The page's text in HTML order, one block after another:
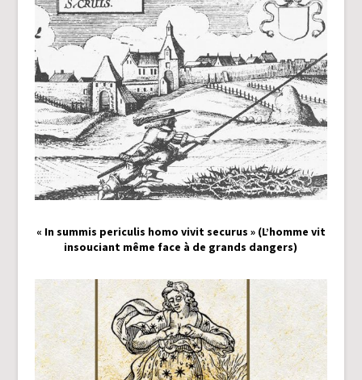
« In summis periculis homo vivit securus » (L’homme vit
insouciant même face à de grands dangers)